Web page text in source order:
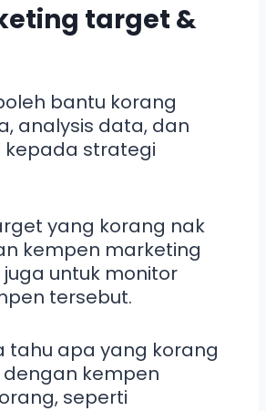
target &
bantu korang
analysis data, dan
kepada strategi
yang korang nak
kempen marketing
untuk monitor
tersebut.
tahu apa yang korang
dengan kempen
seperti